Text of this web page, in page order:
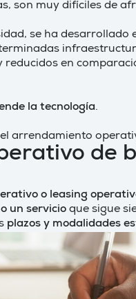
son muy difíciles de
se ha desarrollado
reducidos en
la tecnología.
arrendamiento
de
o leasing
un servicio que sigue
plazos y modalidades